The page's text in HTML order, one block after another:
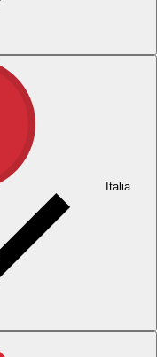
Italia